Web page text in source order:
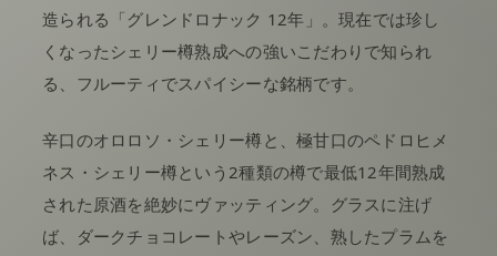
造られる「グレンドロナック 12年」。現在では珍し
くなったシェリー樽熟成への強いこだわりで知られ
る、フルーティでスパイシーな銘柄です。
辛口のオロロソ・シェリー樽と、極甘口のペドロヒメ
ネス・シェリー樽という2種類の樽で最低12年間熟成
された原酒を絶妙にヴァッティング。グラスに注げ
ば、ダークチョコレートやレーズン、熟したプラムを